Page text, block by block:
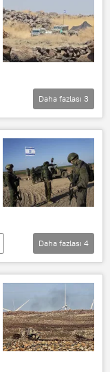
Daha fazlası 3
Daha fazlası 4